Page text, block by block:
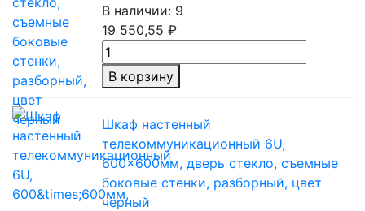
В наличии: 9
19 550,55 ₽
В корзину
Шкаф настенный
телекоммуникационный 6U,
600×600мм, дверь стекло, съемные
боковые стенки, разборный, цвет
черный